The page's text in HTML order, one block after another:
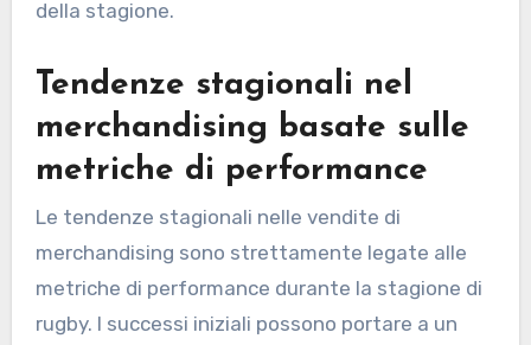
della stagione.
Tendenze stagionali nel
merchandising basate sulle
metriche di performance
Le tendenze stagionali nelle vendite di
merchandising sono strettamente legate alle
metriche di performance durante la stagione di
rugby. I successi iniziali possono portare a un